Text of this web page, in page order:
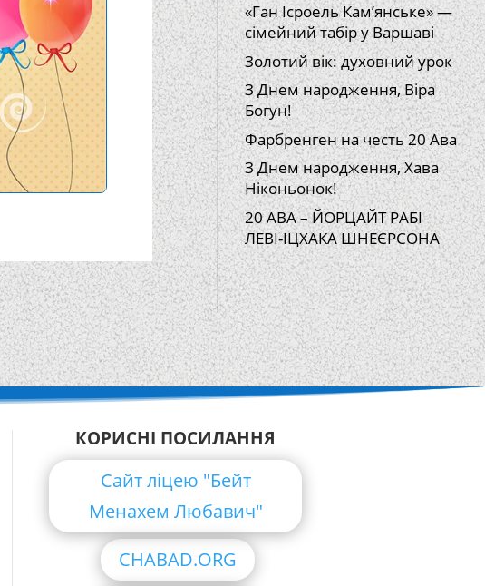
«Ган Ісроель Кам’янське» —
сімейний табір у Варшаві
Золотий вік: духовний урок
З Днем народження, Віра
Богун!
Фарбренген на честь 20 Ава
З Днем народження, Хава
Ніконьонок!
20 АВА – ЙОРЦАЙТ РАБІ
ЛЕВІ-ІЦХАКА ШНЕЄРСОНА
КОРИСНІ ПОСИЛАННЯ
Сайт ліцею "Бейт
Менахем Любавич"
CHABAD.ORG